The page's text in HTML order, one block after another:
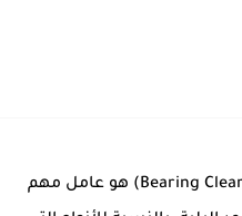
هو عامل مهم